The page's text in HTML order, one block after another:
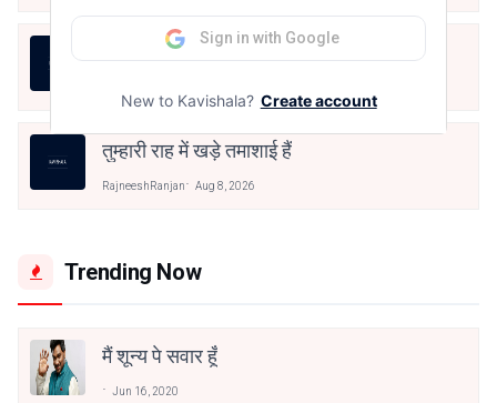
तुम्हारी राह में खड़े तमाशाई हैं
RajneeshRanjan Aug 8, 2026
Trending Now
मैं शून्य पे सवार हूँ
Jun 16, 2020
Sign in with Google
New to Kavishala? Create account